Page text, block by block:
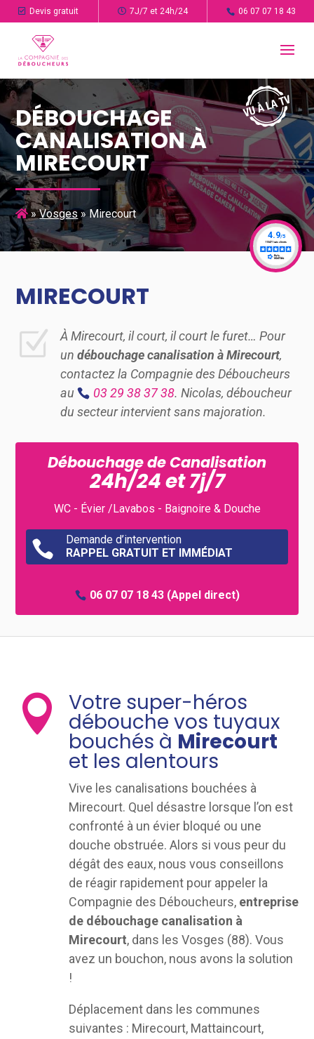
Devis gratuit 7J/7 et 24h/24 06 07 07 18 43
DÉBOUCHAGE
CANALISATION À
MIRECOURT
»Vosges»Mirecourt
MIRECOURT
Z
À Mirecourt, il court, il court le furet… Pour
undébouchage canalisation à Mirecourt,
contactez la Compagnie des Déboucheurs
au
03 29 38 37 38. Nicolas, déboucheur
du secteur intervient sans majoration.
Débouchage de Canalisation
24h/24 et 7j/7
WC - Évier /Lavabos - Baignoire & Douche

Demande d’intervention
RAPPEL GRATUIT ET IMMÉDIAT
06 07 07 18 43(Appel direct)
 Votre super-héros
débouche vos tuyaux
bouchés à Mirecourt
et les alentours
Vive les canalisations bouchées à
Mirecourt. Quel désastre lorsque l’on est
confronté à un évier bloqué ou une
douche obstruée. Alors si vous peur du
dégât des eaux, nous vous conseillons
de réagir rapidement pour appeler la
Compagnie des Déboucheurs, entreprise
de débouchage canalisation à
Mirecourt, dans les Vosges (88). Vous
avez un bouchon, nous avons la solution
!
Déplacement dans les communes
suivantes : Mirecourt, Mattaincourt,